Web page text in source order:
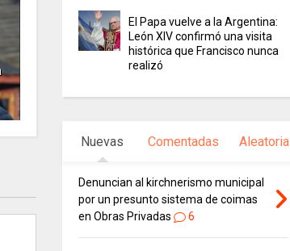
El Papa vuelve a la Argentina:
León XIV confirmó una visita
histórica que Francisco nunca
realizó
Nuevas Comentadas Aleatoria
Denuncian al kirchnerismo municipal
por un presunto sistema de coimas
en Obras Privadas
6